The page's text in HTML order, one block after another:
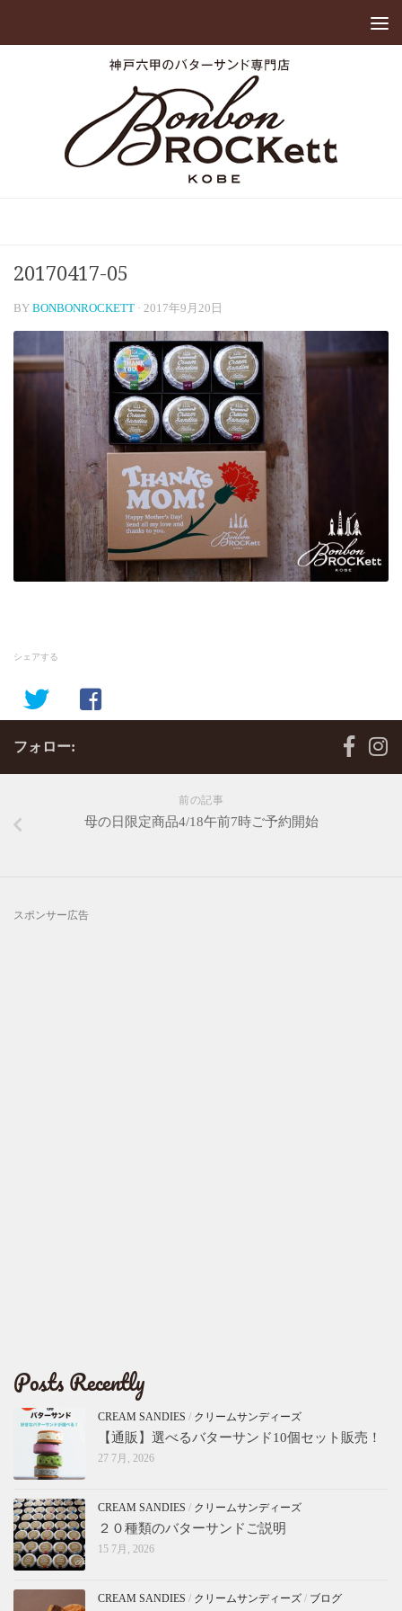
20170417-05
BY BONBONROCKETT · 2017年9月20日
シェアする
フォロー:
前の記事
母の日限定商品4/18午前7時ご予約開始
スポンサー広告
Posts Recently
CREAM SANDIES / クリームサンディーズ
【通販】選べるバターサンド10個セット販売！
27 7月, 2026
CREAM SANDIES / クリームサンディーズ
２０種類のバターサンドご説明
15 7月, 2026
CREAM SANDIES / クリームサンディーズ / ブログ